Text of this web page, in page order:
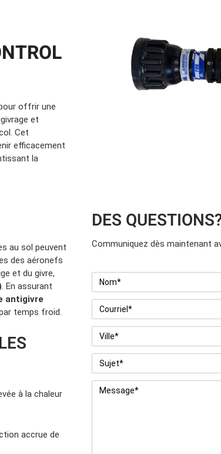
Démonstration d’équipements
DES
Communiquez dès maintenant
Nom *
Courriel *
Ville *
Sujet *
Message *
offrir une
et
Cet
efficacement
la
au sol peuvent
des aéronefs
et du givre,
. En assurant
antigivre
temps froid.
à la chaleur
accrue de